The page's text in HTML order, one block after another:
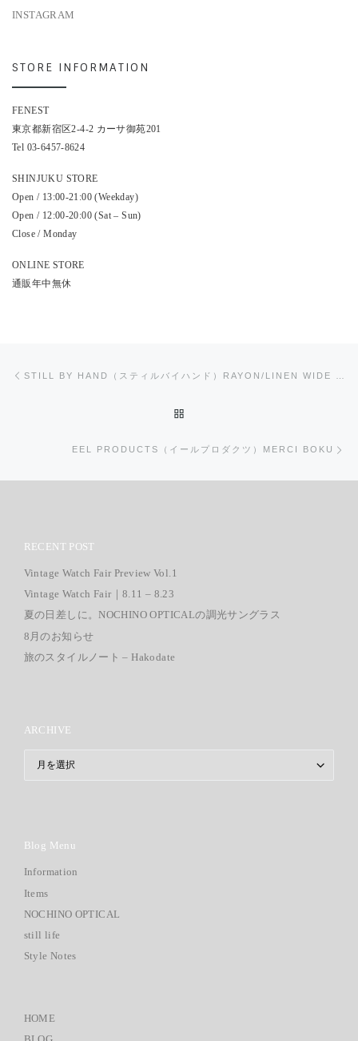
INSTAGRAM
STORE INFORMATION
FENEST
東京都新宿区2-4-2 カーサ御苑201
Tel 03-6457-8624
SHINJUKU STORE
Open / 13:00-21:00 (Weekday)
Open / 12:00-20:00 (Sat – Sun)
Close / Monday
ONLINE STORE
通販年中無休
EEL PRODUCTS（イールプロダクツ）MERCI BOKU
RECENT POST
Vintage Watch Fair Preview Vol.1
Vintage Watch Fair｜8.11 – 8.23
夏の日差しに。NOCHINO OPTICALの調光サングラス
8月のお知らせ
旅のスタイルノート – Hakodate
ARCHIVE
Blog Menu
Information
Items
NOCHINO OPTICAL
still life
Style Notes
HOME